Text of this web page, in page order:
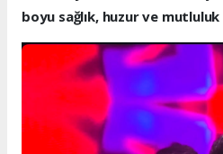
boyu sağlık, huzur ve